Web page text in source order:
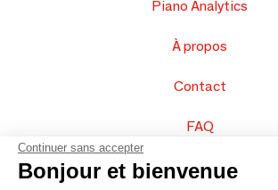
Piano Analytics
À propos
Contact
FAQ
Vendez vos produits
Continuer sans accepter
Bonjour et bienvenue